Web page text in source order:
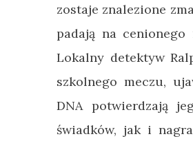
zostaje znalezione
padają na
Lokalny detektyw
szkolnego meczu,
DNA potwierdzają
świadków, jak i